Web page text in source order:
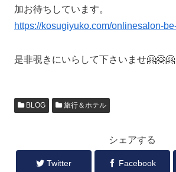
加お待ちしています。
https://kosugiyuko.com/onlinesalon-
是非覗きにいらして下さいませ🤗🤗🤗
BLOG 旅行＆ホテル
シェアする
Twitter Facebook